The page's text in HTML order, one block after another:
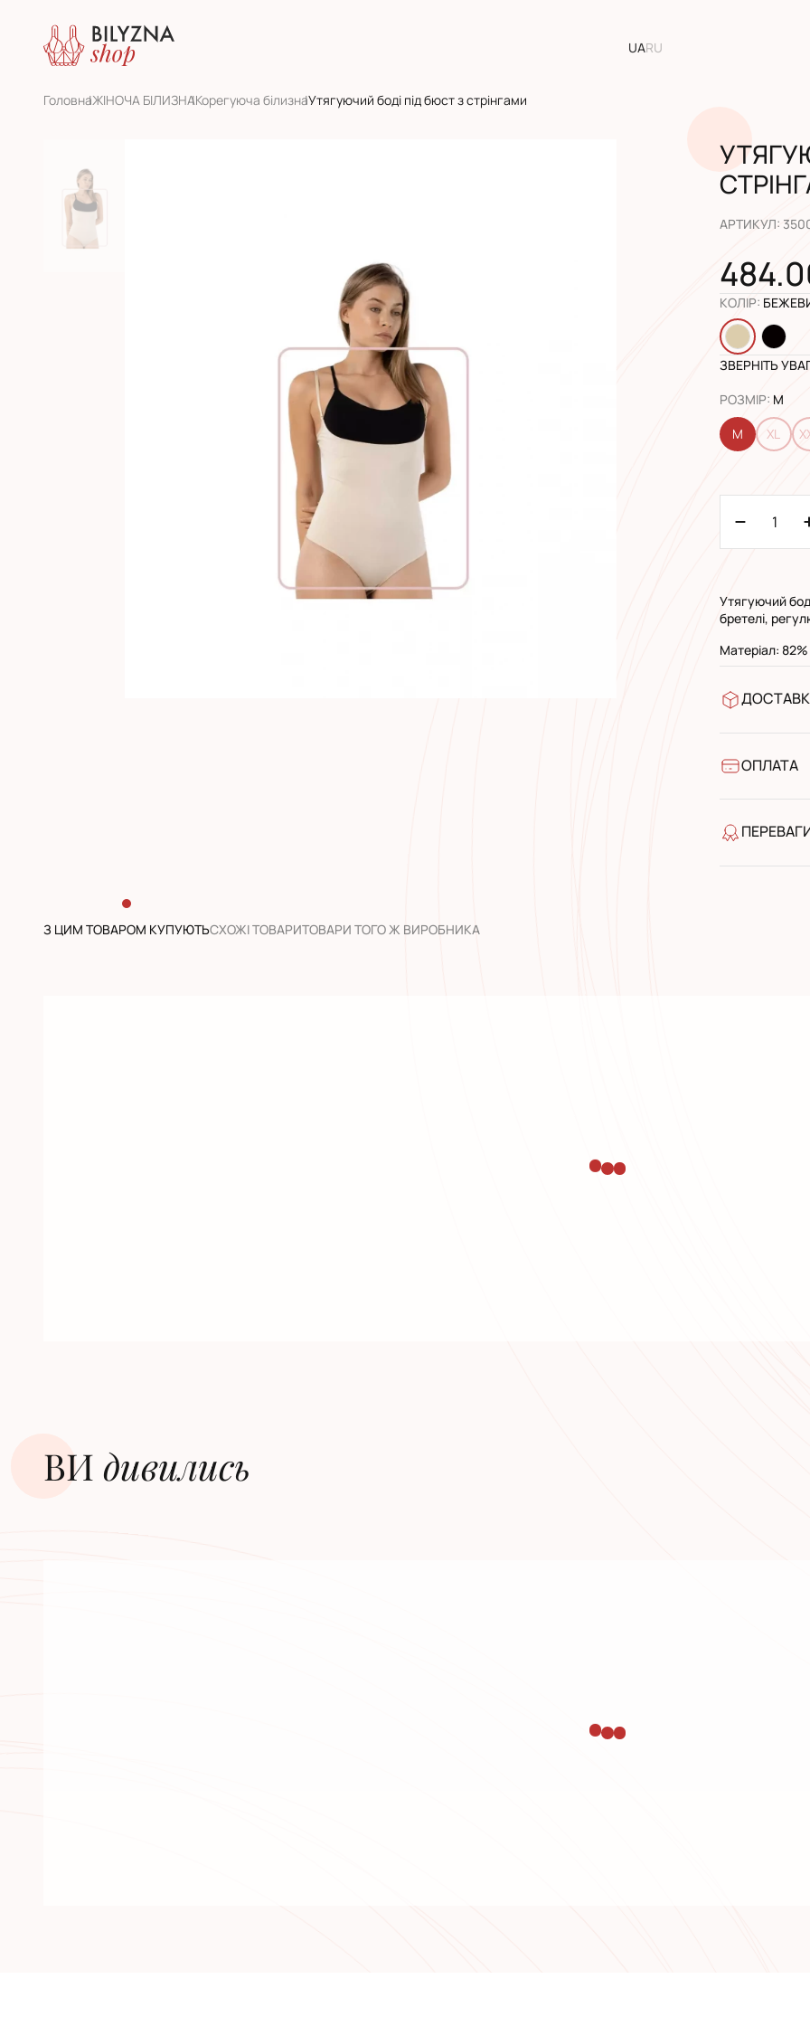
UARU
ГоловнаЖІНОЧА БІЛИЗНАКорегуюча білизнаУтягуючий боді під бюст з стрінгами
АРТИКУЛ:
КОЛІР:
ЗВЕРНІТЬ
РОЗМІР: M
M XL
Утягуючий
бретелі,
Матеріал:
УкрПошта
ОПЛАТА
широкий
З ЦИМ ТОВАРОМ КУПУЮТЬCХОЖІ ТОВАРИТОВАРИ ТОГО Ж ВИРОБНИКА
ВИ дивилиcь